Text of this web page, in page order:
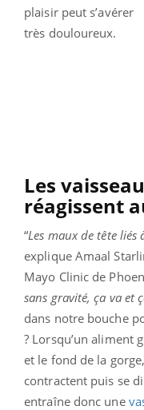
plaisir peut s’avérer
très douloureux.
Les
réagissent
“Les maux de tête
explique Amaal
Mayo Clinic de
sans gravité, ça va et
dans notre bouche
? Lorsqu’un aliment
et le fond de la
contractent puis se
entraîne donc une